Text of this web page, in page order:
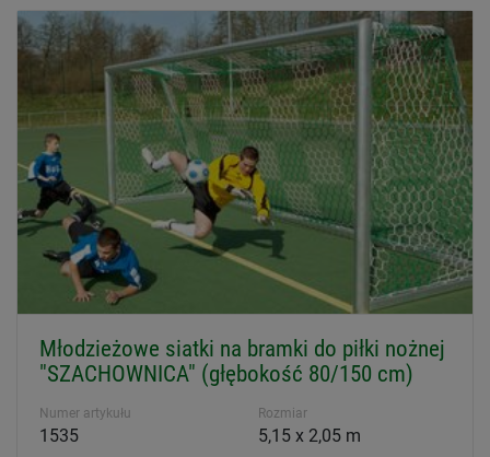
Młodzieżowe siatki na bramki do piłki nożnej
"SZACHOWNICA" (głębokość 80/150 cm)
Numer artykułu
1535
Rozmiar
5,15 x 2,05 m